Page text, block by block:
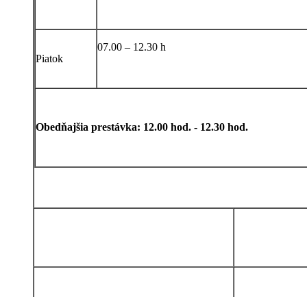
Piatok
07.00 – 12.30 h
Obedňajšia prestávka: 12.00 hod. - 12.30 hod.